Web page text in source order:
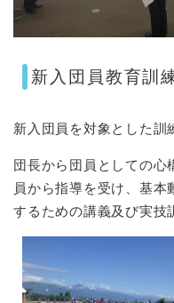
新入団員教育訓
新入団員を対象とした訓
団長から団員としての心
員から指導を受け、基
するための講義及び実技